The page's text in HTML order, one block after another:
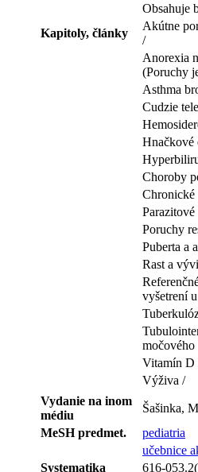
Obsahuje
Kapitoly, články
Akútne
/
Anorexia
(Poruchy
Asthma
Cudzie
Hnačkové
Choroby
Poruchy
Puberta a
Rast a
vyšetrení
močového
Vitamín D
Výživa /
Vydanie na inom
médiu
Šašinka,
MeSH predmet.
pediatria
učebnice
Systematika
616-